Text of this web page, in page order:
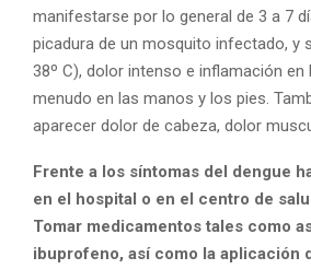
manifestarse por lo general de 3 a 7
picadura de un mosquito infectado, y
38º C), dolor intenso e inflamación en
menudo en las manos y los pies.
aparecer dolor de cabeza, dolor
Frente a los síntomas del dengue
en el hospital o en el centro de
Tomar medicamentos tales como
ibuprofeno, así como la aplicación